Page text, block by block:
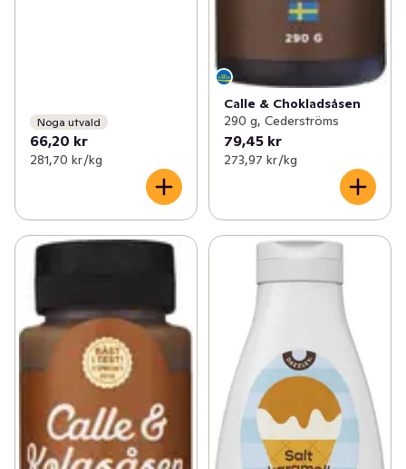
Noga utvald
66,20 kr
281,70 kr /kg
Calle & Chokladsåsen
290 g, Cederströms
79,45 kr
273,97 kr /kg